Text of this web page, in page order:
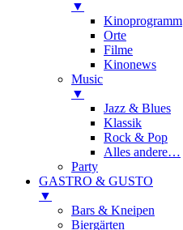
▼
Kinoprogramm
Orte
Filme
Kinonews
Music
▼
Jazz & Blues
Klassik
Rock & Pop
Alles andere…
Party
GASTRO & GUSTO
▼
Bars & Kneipen
Biergärten